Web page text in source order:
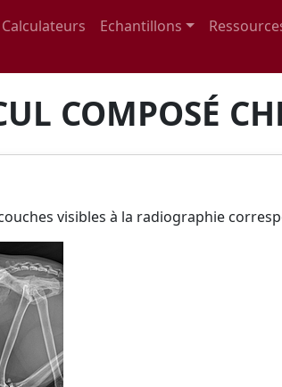
Calculateurs Echantillons
COMPOSÉ
visibles à la radiographie